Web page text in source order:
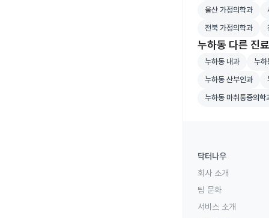
울산 가정의학과
울산 가정의학과
전북 가정의학과
전북 가정의학과
누하동 다른 진
누하동 내과 병원
누하동 내과 누
누하
누하동 산부인과
누하동 산부인과
누하동 마취통증
누하동 마취통증의학
닥터나우
회사 소개
팀 문화
서비스 소개